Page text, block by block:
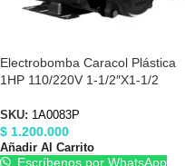
Electrobomba Caracol Plástica
1HP 110/220V 1-1/2″X1-1/2
SKU: 1A0083P
$ 1.200.000
Añadir Al Carrito
Escríbenos por WhatsApp